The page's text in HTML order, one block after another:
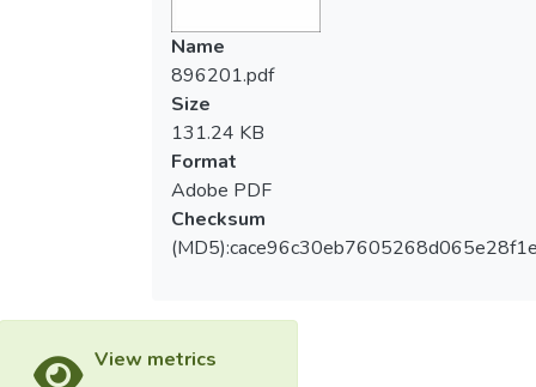
Name
896201.pdf
Size
131.24 KB
Format
Adobe PDF
Checksum
View metrics